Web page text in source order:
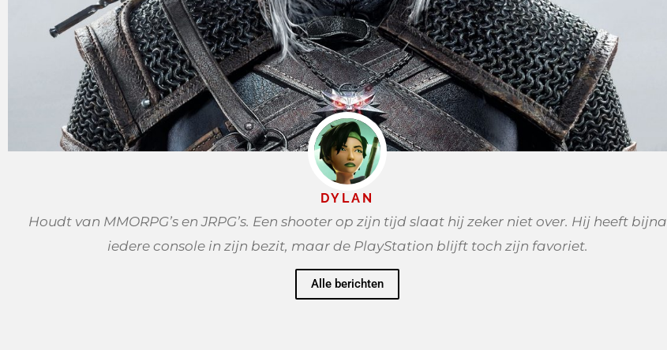
DYLAN
Houdt van MMORPG’s en JRPG’s. Een shooter op zijn tijd slaat hij zeker niet over. Hij heeft bijna
iedere console in zijn bezit, maar de PlayStation blijft toch zijn favoriet.
Alle berichten